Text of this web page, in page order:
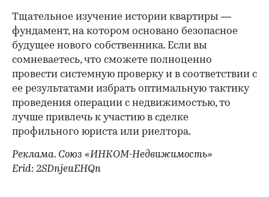
Тщательное изучение истории квартиры —
фундамент, на котором основано безопасное
будущее нового собственника. Если вы
сомневаетесь, что сможете полноценно
провести системную проверку и в соответствии с
ее результатами избрать оптимальную тактику
проведения операции с недвижимостью, то
лучше привлечь к участию в сделке
профильного юриста или риелтора.
Реклама. Союз «ИНКОМ-Недвижимость»
Erid: 2SDnjeuEHQn